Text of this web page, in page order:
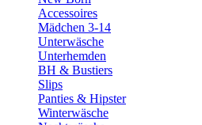
Accessoires
Mädchen 3-14
Unterwäsche
Unterhemden
BH & Bustiers
Slips
Panties & Hipster
Winterwäsche